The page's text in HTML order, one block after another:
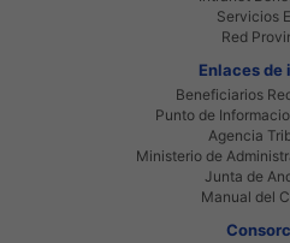
Servicios
Red
Enlaces de
Beneficiarios
Punto de
Agencia
Ministerio de
Junta de
Manual del